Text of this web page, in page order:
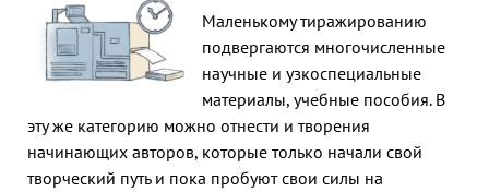
Маленькому тиражированию
подвергаются многочисленные
научные и узкоспециальные
материалы, учебные пособия. В
эту же категорию можно отнести и творения
начинающих авторов, которые только начали свой
творческий путь и пока пробуют свои силы на